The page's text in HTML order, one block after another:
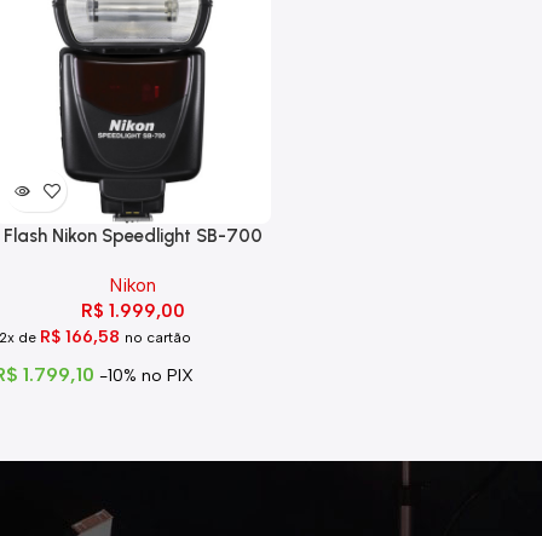
Flash Nikon Speedlight SB-700
Nikon
R$ 1.999,00
de R$ 166,58 no cartão
1.799,10 -10% no PIX